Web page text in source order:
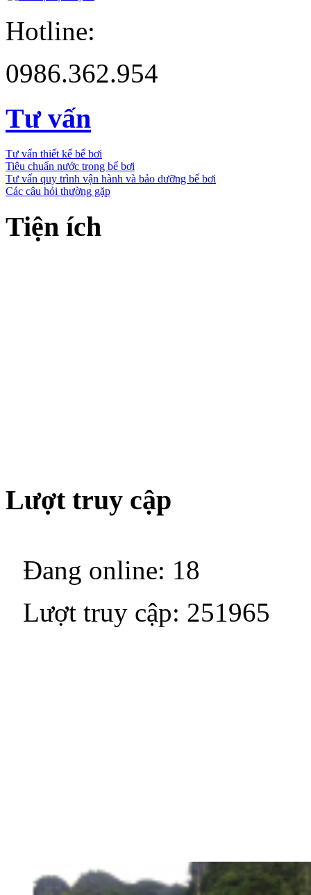
Hotline:
0986.362.954
Tư vấn
Tư vấn thiết kế bể bơi
Tiêu chuẩn nước trong bể bơi
Tư vấn quy trình vận hành và bảo dưỡng bể bơi
Các câu hỏi thường gặp
Tiện ích
Lượt truy cập
Đang online: 18
Lượt truy cập: 251965